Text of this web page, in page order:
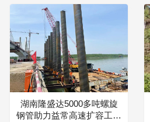
湖南隆盛达5000多吨螺旋
钢管助力益常高速扩容工程